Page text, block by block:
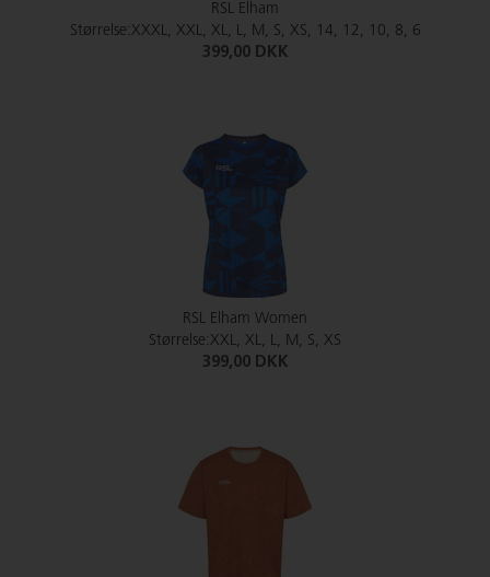
RSL Elham
Størrelse:XXXL, XXL, XL, L, M, S, XS, 14, 12, 10, 8, 6
399,00 DKK
RSL Elham Women
Størrelse:XXL, XL, L, M, S, XS
399,00 DKK